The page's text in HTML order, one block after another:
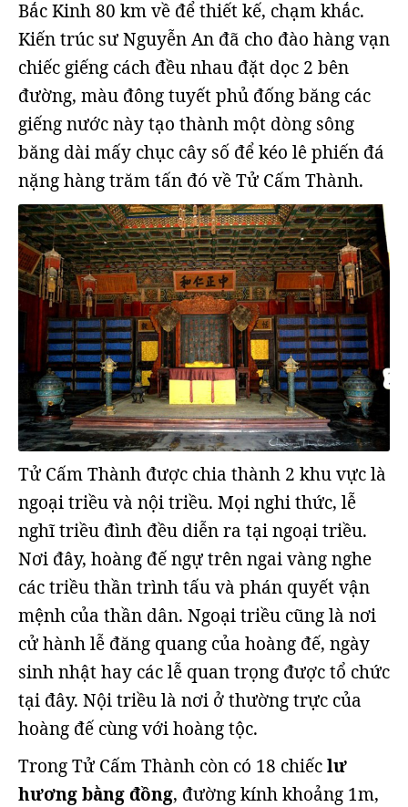
Bắc Kinh 80 km về để thiết kế, chạm khắc.
Kiến trúc sư Nguyễn An đã cho đào hàng vạn
chiếc giếng cách đều nhau đặt dọc 2 bên
đường, màu đông tuyết phủ đống băng các
giếng nước này tạo thành một dòng sông
băng dài mấy chục cây số để kéo lê phiến đá
nặng hàng trăm tấn đó về Tử Cấm Thành.
Tử Cấm Thành được chia thành 2 khu vực là
ngoại triều và nội triều. Mọi nghi thức, lễ
nghĩ triều đình đều diễn ra tại ngoại triều.
Nơi đây, hoàng đế ngự trên ngai vàng nghe
các triều thần trình tấu và phán quyết vận
mệnh của thần dân. Ngoại triều cũng là nơi
cử hành lễ đăng quang của hoàng đế, ngày
sinh nhật hay các lễ quan trọng được tổ chức
tại đây. Nội triều là nơi ở thường trực của
hoàng đế cùng với hoàng tộc.
Trong Tử Cấm Thành còn có 18 chiếclư
hương bằng đồng, đường kính khoảng 1m,